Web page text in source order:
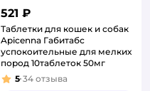
521 ₽
Таблетки для кошек и собак
Apicenna Габитабс
успокоительные для мелких
пород 10таблеток 50мг
Рейтинг:
5 34 отзыва